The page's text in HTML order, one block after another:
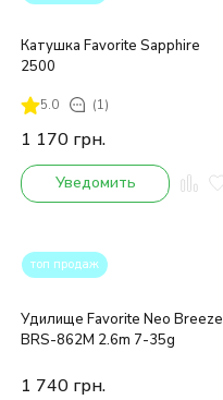
Катушка Favorite Sapphire
2500
5.0 (1)
1 170 грн.
Уведомить
топ продаж
Удилище Favorite Neo Breeze
BRS-862M 2.6m 7-35g
1 740 грн.